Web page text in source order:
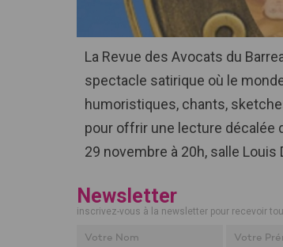
La Revue des Avocats du
spectacle satirique où le
humoristiques, chants,
pour offrir une lecture décalée
29 novembre à 20h, salle Louis
Newsletter
inscrivez-vous à la newsletter pour recevoir